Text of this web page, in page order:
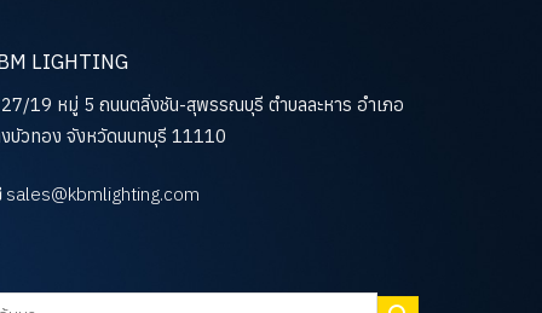
LIGHTING
19 หมู่ 5 ถนนตลิ่งชัน-สุพรรณบุรี ตำบลละหาร อำเภอ
บัวทอง จังหวัดนนทบุรี 11110
sales@kbmlighting.com